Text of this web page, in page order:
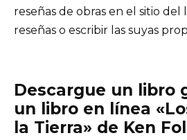
reseñas de obras en el sitio del
reseñas o escribir las suyas
Descargue un libro
un libro en línea
la Tierra» de Ken